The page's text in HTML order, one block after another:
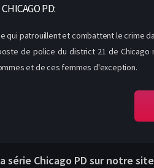
CHICAGO PD:
qui patrouillent et combattent le crime
de police du district 21 de
et de ces femmes d'exception.
série Chicago PD sur notre